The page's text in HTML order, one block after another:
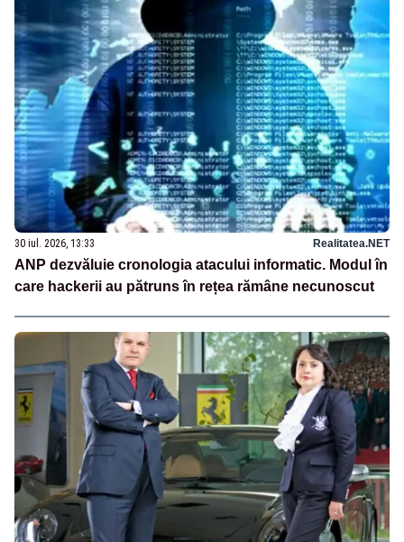
30 iul. 2026, 13:33 Realitatea.NET
ANP dezvăluie cronologia atacului informatic. Modul în
care hackerii au pătruns în rețea rămâne necunoscut